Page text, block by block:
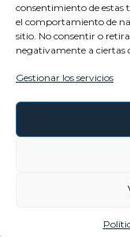
consentimiento de estas
el comportamiento de
sitio. No consentir o
negativamente a ciertas
Gestionar los servicios
Reciba noticias
entrada y
©Copyright -